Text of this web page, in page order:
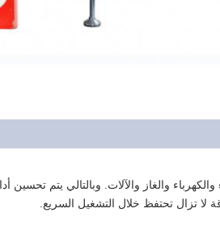
والغاز والآلات. وبالتالي يتم تحسين
لا تزال تحتفظ خلال التشغيل السريع.